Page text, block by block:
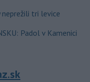
tri levice
Padol v Kamenici